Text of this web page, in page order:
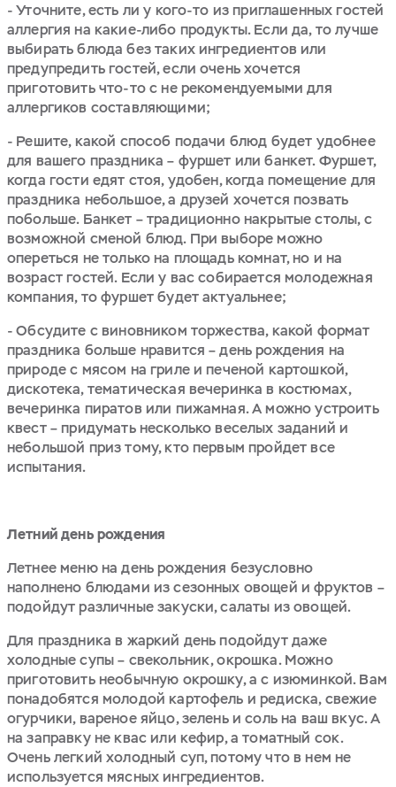
- Уточните, есть ли у кого-то из приглашенных гостей
аллергия на какие-либо продукты. Если да, то лучше
выбирать блюда без таких ингредиентов или
предупредить гостей, если очень хочется
приготовить что-то с не рекомендуемыми для
аллергиков составляющими;
- Решите, какой способ подачи блюд будет удобнее
для вашего праздника – фуршет или банкет. Фуршет,
когда гости едят стоя, удобен, когда помещение для
праздника небольшое, а друзей хочется позвать
побольше. Банкет – традиционно накрытые столы, с
возможной сменой блюд. При выборе можно
опереться не только на площадь комнат, но и на
возраст гостей. Если у вас собирается молодежная
компания, то фуршет будет актуальнее;
- Обсудите с виновником торжества, какой формат
праздника больше нравится – день рождения на
природе с мясом на гриле и печеной картошкой,
дискотека, тематическая вечеринка в костюмах,
вечеринка пиратов или пижамная. А можно устроить
квест – придумать несколько веселых заданий и
небольшой приз тому, кто первым пройдет все
испытания.
Летний день рождения
Летнее меню на день рождения безусловно
наполнено блюдами из сезонных овощей и фруктов –
подойдут различные закуски, салаты из овощей.
Для праздника в жаркий день подойдут даже
холодные супы – свекольник, окрошка. Можно
приготовить необычную окрошку, а с изюминкой. Вам
понадобятся молодой картофель и редиска, свежие
огурчики, вареное яйцо, зелень и соль на ваш вкус. А
на заправку не квас или кефир, а томатный сок.
Очень легкий холодный суп, потому что в нем не
используется мясных ингредиентов.